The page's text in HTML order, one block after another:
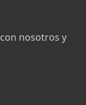
nosotros y